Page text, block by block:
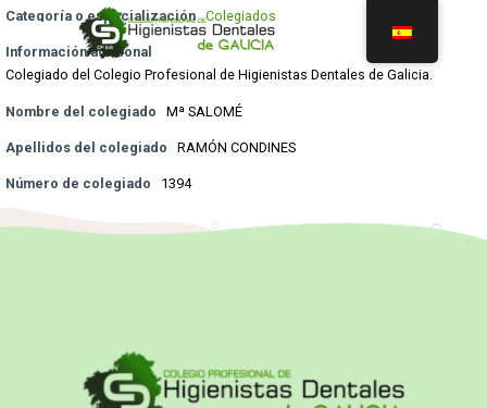
Categoría o especialización Colegiados
Información adicional
Colegiado del Colegio Profesional de Higienistas Dentales de Galicia.
Nombre del colegiado Mª SALOMÉ
Apellidos del colegiado RAMÓN CONDINES
Número de colegiado 1394